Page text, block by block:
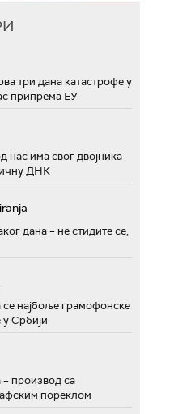
три дана катастрофе у
припрема ЕУ
нас има свог двојника
ДНК
дана – не стидите се,
најбоље грамофонске
Србији
производ са
пореклом